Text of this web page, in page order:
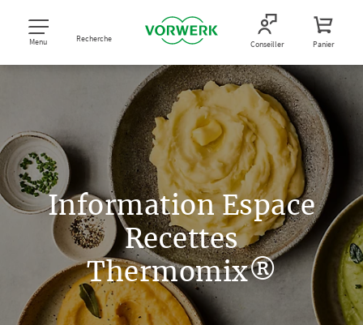
Menu Recherche Conseiller Panier
Information Espace
Recettes
Thermomix®